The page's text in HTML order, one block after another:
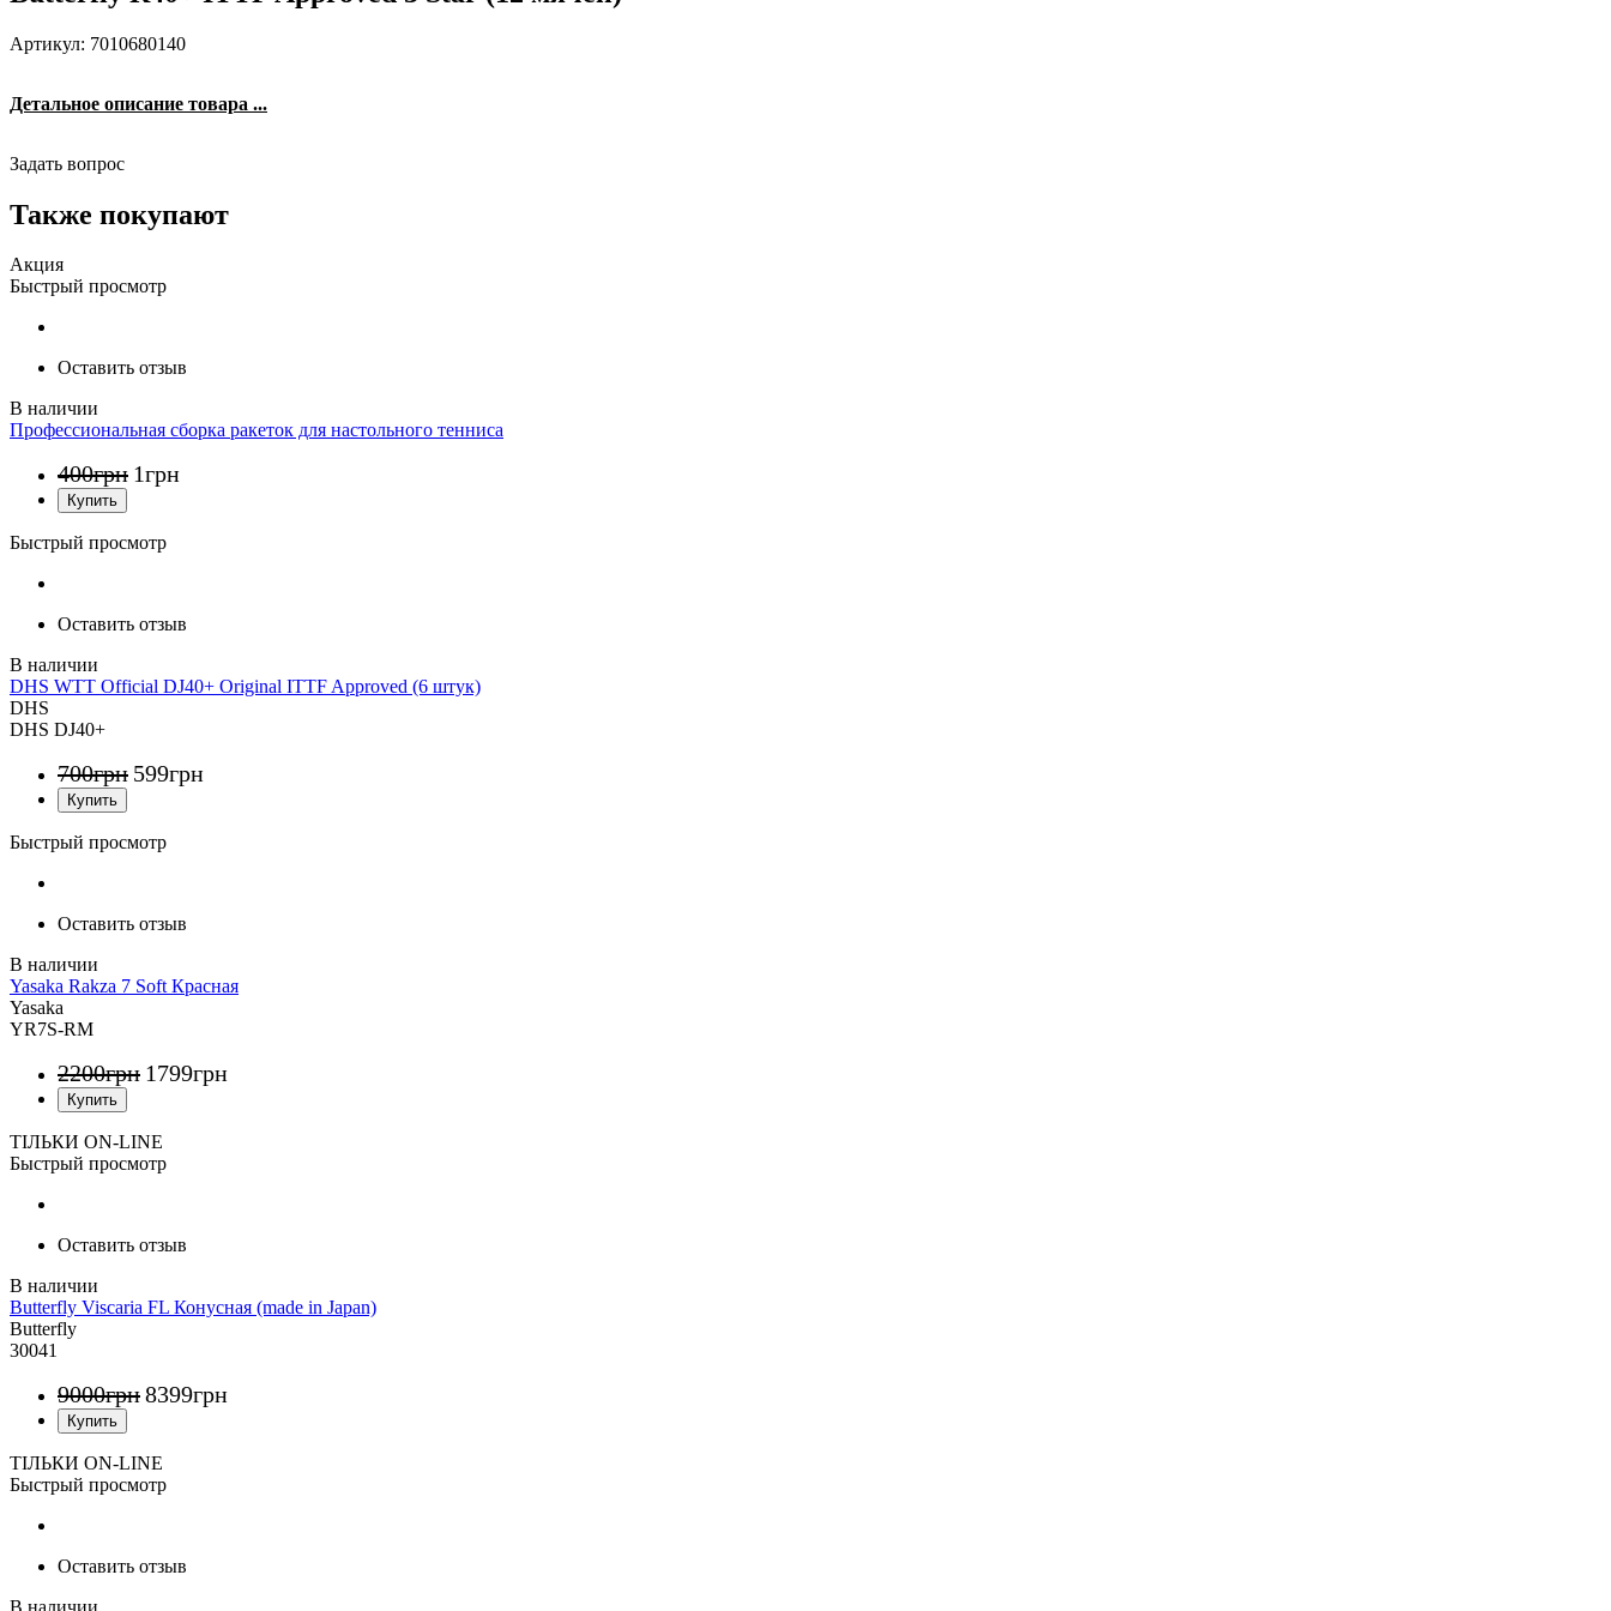
Артикул: 7010680140
Детальное описание товара ...
Задать вопрос
Также покупают
Акция
Быстрый просмотр
Оставить отзыв
Профессиональная сборка ракеток для настольного тенниса
400грн 1грн
Быстрый просмотр
Оставить отзыв
DHS WTT Official DJ40+ Original ITTF Approved (6 штук)
DHS
DHS DJ40+
700грн 599грн
Быстрый просмотр
Оставить отзыв
Yasaka Rakza 7 Soft Красная
Yasaka
YR7S-RM
2200грн 1799грн
ТІЛЬКИ ON-LINE
Быстрый просмотр
Оставить отзыв
Butterfly Viscaria FL Конусная (made in Japan)
Butterfly
30041
9000грн8399грн
ТІЛЬКИ ON-LINE
Быстрый просмотр
Оставить отзыв